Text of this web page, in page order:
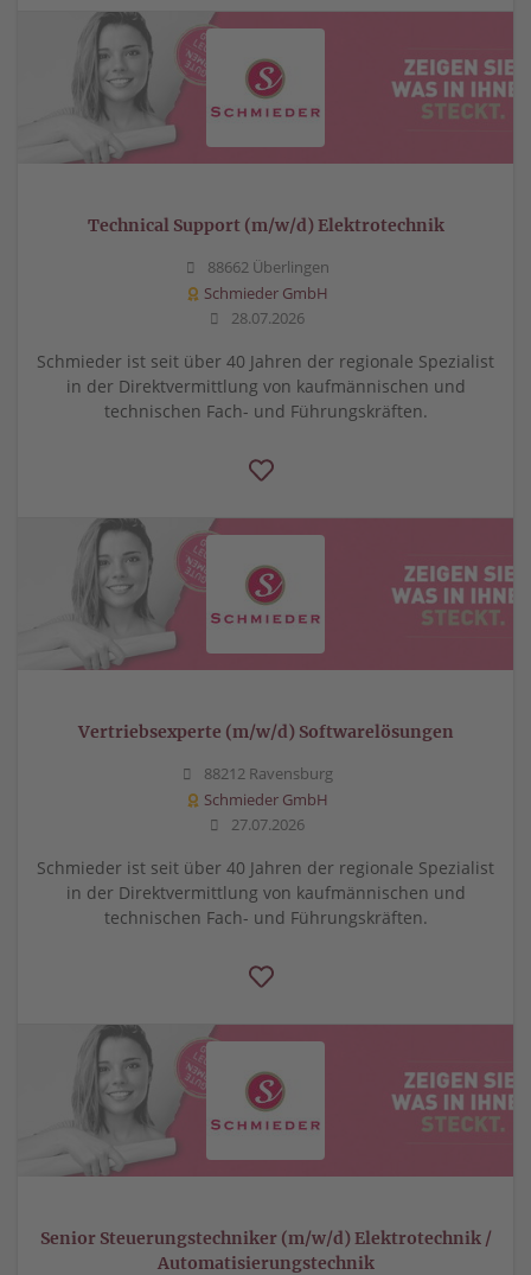
Technical Support (m/w/d) Elektrotechnik
88662 Überlingen
Schmieder GmbH
28.07.2026
Schmieder ist seit über 40 Jahren der regionale Spezialist
in der Direktvermittlung von kaufmännischen und
technischen Fach- und Führungskräften.
Vertriebsexperte (m/w/d) Softwarelösungen
88212 Ravensburg
Schmieder GmbH
27.07.2026
Schmieder ist seit über 40 Jahren der regionale Spezialist
in der Direktvermittlung von kaufmännischen und
technischen Fach- und Führungskräften.
Senior Steuerungstechniker (m/w/d) Elektrotechnik /
Automatisierungstechnik